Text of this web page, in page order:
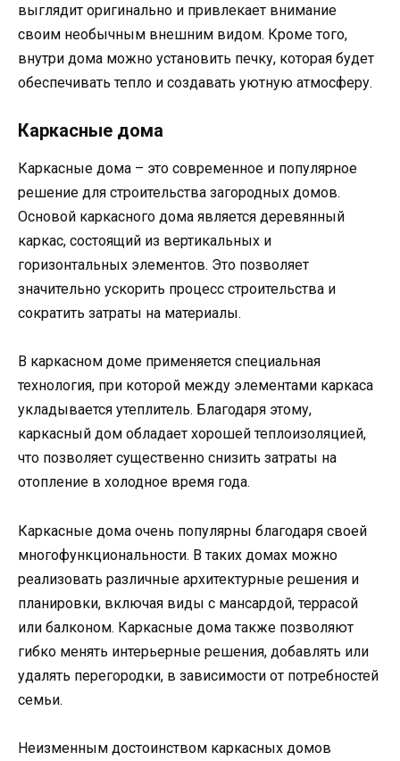
выглядит оригинально и привлекает внимание
своим необычным внешним видом. Кроме того,
внутри дома можно установить печку, которая будет
обеспечивать тепло и создавать уютную атмосферу.
Каркасные дома
Каркасные дома – это современное и популярное
решение для строительства загородных домов.
Основой каркасного дома является деревянный
каркас, состоящий из вертикальных и
горизонтальных элементов. Это позволяет
значительно ускорить процесс строительства и
сократить затраты на материалы.
В каркасном доме применяется специальная
технология, при которой между элементами каркаса
укладывается утеплитель. Благодаря этому,
каркасный дом обладает хорошей теплоизоляцией,
что позволяет существенно снизить затраты на
отопление в холодное время года.
Каркасные дома очень популярны благодаря своей
многофункциональности. В таких домах можно
реализовать различные архитектурные решения и
планировки, включая виды с мансардой, террасой
или балконом. Каркасные дома также позволяют
гибко менять интерьерные решения, добавлять или
удалять перегородки, в зависимости от потребностей
семьи.
Неизменным достоинством каркасных домов